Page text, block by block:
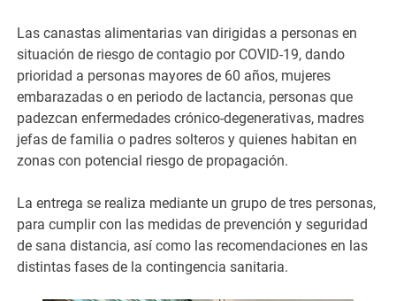
Las canastas alimentarias van dirigidas a personas en
situación de riesgo de contagio por COVID-19, dando
prioridad a personas mayores de 60 años, mujeres
embarazadas o en periodo de lactancia, personas que
padezcan enfermedades crónico-degenerativas, madres
jefas de familia o padres solteros y quienes habitan en
zonas con potencial riesgo de propagación.
La entrega se realiza mediante un grupo de tres personas,
para cumplir con las medidas de prevención y seguridad
de sana distancia, así como las recomendaciones en las
distintas fases de la contingencia sanitaria.